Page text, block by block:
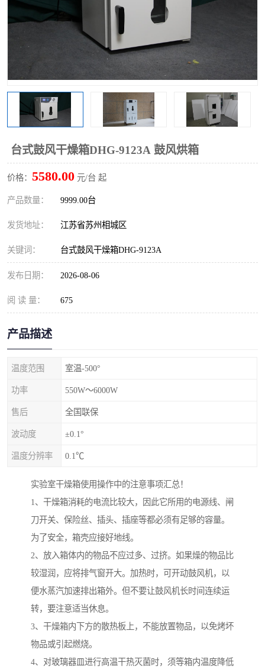
台式鼓风干燥箱DHG-9123A 鼓风烘箱
价格： 5580.00 元/台 起
产品数量： 9999.00台
发货地址： 江苏省苏州相城区
关键词： 台式鼓风干燥箱DHG-9123A
发布日期： 2026-08-06
阅 读 量： 675
产品描述
温度范围 室温-500°
功率 550W～6000W
售后 全国联保
波动度 ±0.1°
温度分辨率 0.1℃
实验室干燥箱使用操作中的注意事项汇总！
1、干燥箱消耗的电流比较大，因此它所用的电源线、闸
刀开关、保险丝、插头、插座等都必须有足够的容量。
为了安全，箱壳应接好地线。
2、放入箱体内的物品不应过多、过挤。如果燥的物品比
较湿润，应将排气窗开大。加热时，可开动鼓风机，以
便水蒸汽加速排出箱外。但不要让鼓风机长时间连续运
转，要注意适当休息。
3、干燥箱内下方的散热板上，不能放置物品，以免烤坏
物品或引起燃烧。
4、对玻璃器皿进行高温干热灭菌时，须等箱内温度降低